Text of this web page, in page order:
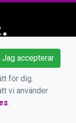
Jag accepterar
för dig.
vi använder
.